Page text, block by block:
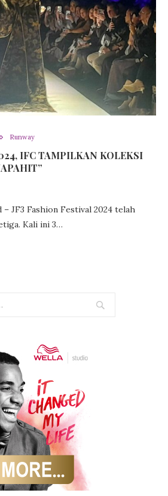
Runway
IFC TAMPILKAN KOLEKSI
– JF3 Fashion Festival 2024 telah
Kali ini 3…